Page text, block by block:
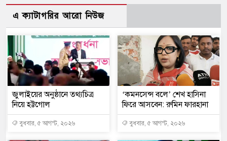
এ ক্যাটাগরির আরো নিউজ
জুলাইয়ের অনুষ্ঠানে তথ্যচিত্র
নিয়ে হট্টগোল
বুধবার, ৫ আগস্ট, ২০২৬
‘কমনসেন্স বলে’ শেখ হাসিনা
ফিরে আসবেন: রুমিন ফারহানা
বুধবার, ৫ আগস্ট, ২০২৬